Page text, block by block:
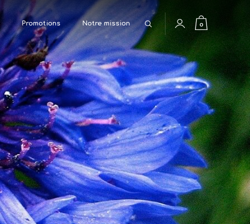
Promotions Notre mission
Rechercher
0